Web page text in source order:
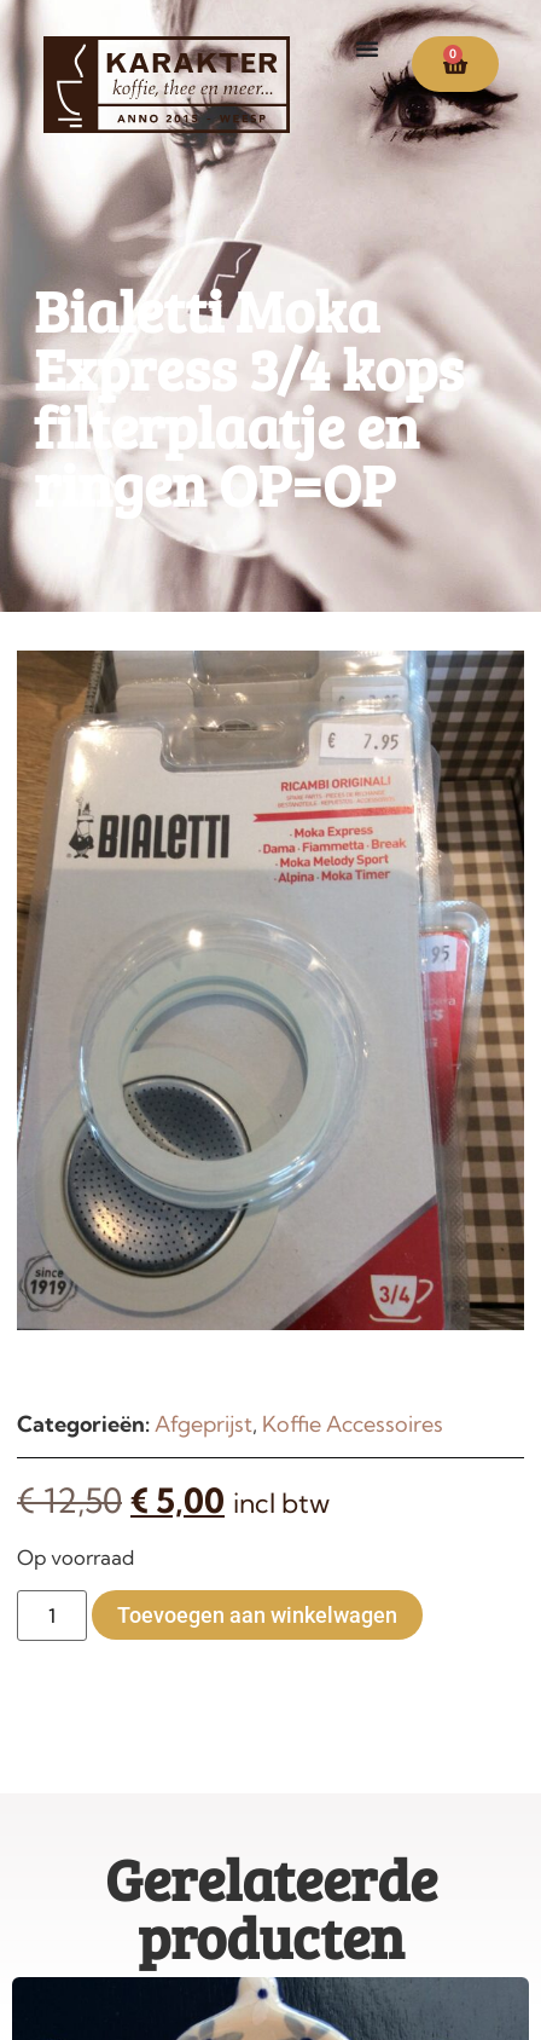
0
Bialetti Moka
Express 3/4 kops
filterplaatje en
ringen OP=OP
Categorieën:Afgeprijst, Koffie Accessoires
€12,50 € 5,00 incl btw
Op voorraad
Toevoegen aan winkelwagen
Gerelateerde
producten